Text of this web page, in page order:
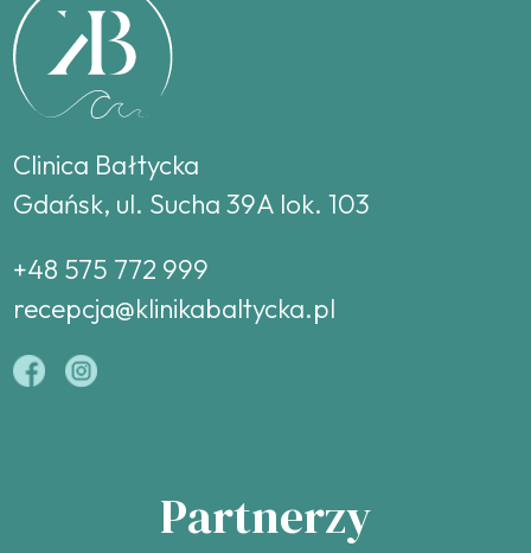
Clinica Bałtycka
Gdańsk, ul. Sucha 39A lok. 103
+48 575 772 999
recepcja@klinikabaltycka.pl
Partnerzy